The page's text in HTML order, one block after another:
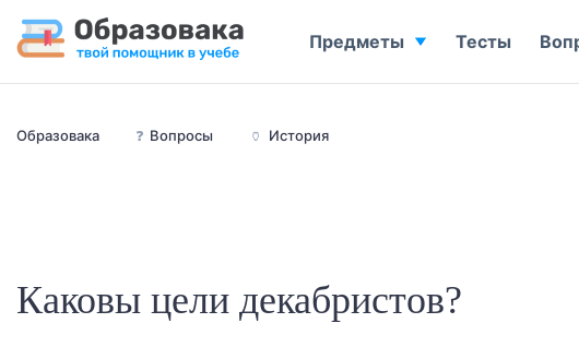
Образовака ❓ Вопросы 🏺 История
Каковы цели декабристов?
Предметы Тесты